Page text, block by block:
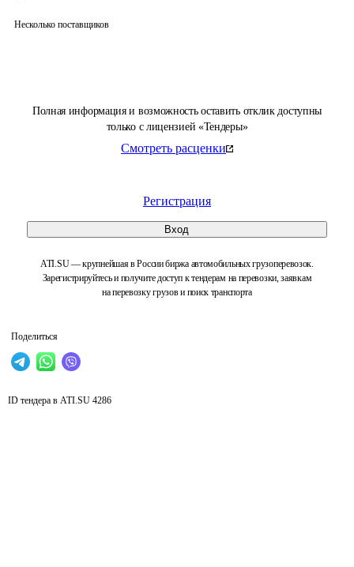
Полная информация и возможность оставить отклик доступны
только с лицензией «Тендеры»
Смотреть расценки
Регистрация
Вход
ATI.SU — крупнейшая в России биржа автомобильных грузоперевозок.
Зарегистрируйтесь и получите доступ к тендерам на перевозки, заявкам
на перевозку грузов и поиск транспорта
Поделиться
Несколько поставщиков
ID тендера в ATI.SU 4286